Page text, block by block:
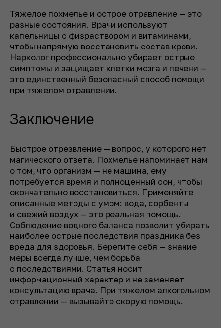
Тяжелое похмелье и острое отравление — это
разные состояния. Врачи используют
капельницы с физраствором и витаминами,
чтобы напрямую восстановить состав крови.
Нарколог профессионально убирает острые
симптомы и защищает клетки мозга и печени —
это единственный безопасный способ помощи
при тяжелом отравлении.
Заключение
Быстрое отрезвление — вопрос, у которого нет
магического ответа. Похмелье напоминает нам
о том, что организм — не машина, ему
потребуется время и полноценный сон, чтобы
окончательно восстановиться. Применяйте
описанные методы с умом: вода, сорбенты
и свежий воздух — это реальная помощь.
Соблюдение водного баланса позволит убирать
наиболее острые последствия праздника без
вреда для здоровья. Берегите себя — знание
меры всегда лучше, чем борьба
с последствиями. Статья носит
информационный характер и не заменяет
консультацию врача. При тяжелом алкогольном
отравлении — вызывайте скорую помощь.